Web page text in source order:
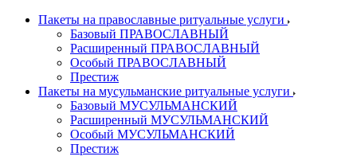
Пакеты на православные ритуальные услуги
Базовый ПРАВОСЛАВНЫЙ
Расширенный ПРАВОСЛАВНЫЙ
Особый ПРАВОСЛАВНЫЙ
Престиж
Пакеты на мусульманские ритуальные услуги
Базовый МУСУЛЬМАНСКИЙ
Расширенный МУСУЛЬМАНСКИЙ
Особый МУСУЛЬМАНСКИЙ
Престиж